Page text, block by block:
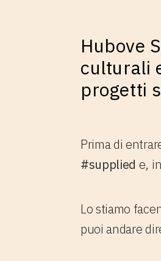
Hubove
culturali
progetti
Prima di
#supplied e,
Lo stiamo
puoi andare